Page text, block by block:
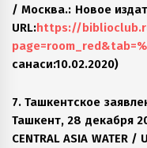
/ Москва.: Новое
URL:https://
санаси:10.02.2020)
7. Ташкентское
Ташкент, 28 декабря
CENTRAL ASIA WATER /